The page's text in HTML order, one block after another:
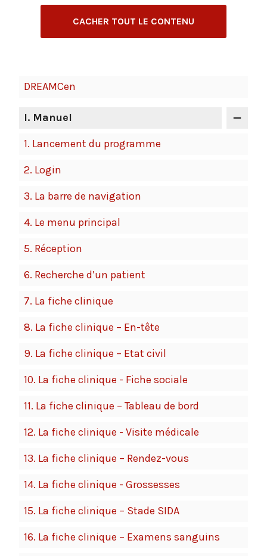
CACHER TOUT LE CONTENU
DREAMCen
I. Manuel
1. Lancement du programme
2. Login
3. La barre de navigation
4. Le menu principal
5. Réception
6. Recherche d’un patient
7. La fiche clinique
8. La fiche clinique – En-tête
9. La fiche clinique – Etat civil
10. La fiche clinique - Fiche sociale
11. La fiche clinique – Tableau de bord
12. La fiche clinique - Visite médicale
13. La fiche clinique – Rendez-vous
14. La fiche clinique - Grossesses
15. La fiche clinique – Stade SIDA
16. La fiche clinique – Examens sanguins